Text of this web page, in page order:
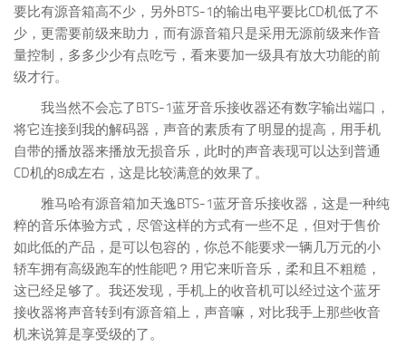
要比有源音箱高不少，另外BTS-1的输出电平要比CD机低了不
少，更需要前级来助力，而有源音箱只是采用无源前级来作音
量控制，多多少少有点吃亏，看来要加一级具有放大功能的前
级才行。
我当然不会忘了BTS-1蓝牙音乐接收器还有数字输出端口，
将它连接到我的解码器，声音的素质有了明显的提高，用手机
自带的播放器来播放无损音乐，此时的声音表现可以达到普通
CD机的8成左右，这是比较满意的效果了。
雅马哈有源音箱加天逸BTS-1蓝牙音乐接收器，这是一种纯
粹的音乐体验方式，尽管这样的方式有一些不足，但对于售价
如此低的产品，是可以包容的，你总不能要求一辆几万元的小
轿车拥有高级跑车的性能吧？用它来听音乐，柔和且不粗糙，
这已经足够了。我还发现，手机上的收音机可以经过这个蓝牙
接收器将声音转到有源音箱上，声音嘛，对比我手上那些收音
机来说算是享受级的了。